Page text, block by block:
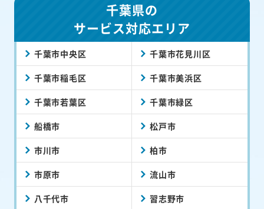
千葉県の
サービス対応エリア
千葉市中央区 千葉市花見川区
千葉市稲毛区 千葉市美浜区
千葉市若葉区 千葉市緑区
船橋市 松戸市
市川市 柏市
市原市 流山市
八千代市 習志野市